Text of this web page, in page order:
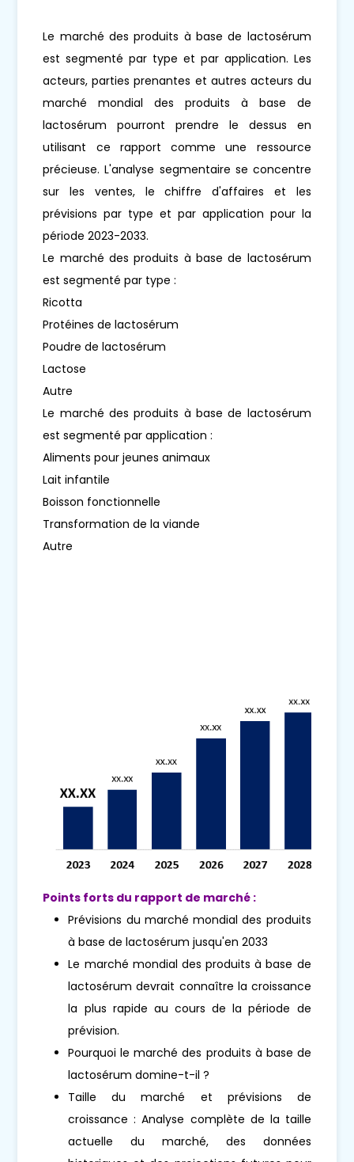
Le marché des produits à base de lactosérum
est segmenté par type et par application. Les
acteurs, parties prenantes et autres acteurs du
marché mondial des produits à base de
lactosérum pourront prendre le dessus en
utilisant ce rapport comme une ressource
précieuse. L'analyse segmentaire se concentre
sur les ventes, le chiffre d'affaires et les
prévisions par type et par application pour la
période 2023-2033.
Le marché des produits à base de lactosérum
est segmenté par type :
Ricotta
Protéines de lactosérum
Poudre de lactosérum
Lactose
Autre
Le marché des produits à base de lactosérum
est segmenté par application :
Aliments pour jeunes animaux
Lait infantile
Boisson fonctionnelle
Transformation de la viande
Autre
Points forts du rapport de marché :
Prévisions du marché mondial des produits
à base de lactosérum jusqu'en 2033
Le marché mondial des produits à base de
lactosérum devrait connaître la croissance
la plus rapide au cours de la période de
prévision.
Pourquoi le marché des produits à base de
lactosérum domine-t-il ?
Taille du marché et prévisions de
croissance : Analyse complète de la taille
actuelle du marché, des données